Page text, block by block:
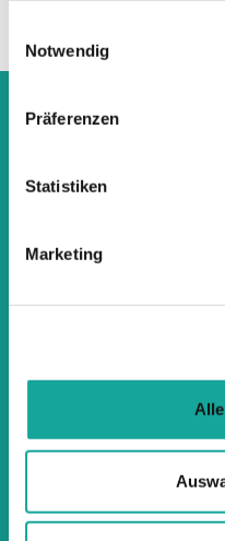
Notwendig
Präferenzen
Statistiken
Marketing
zusammenstellen. Bonität